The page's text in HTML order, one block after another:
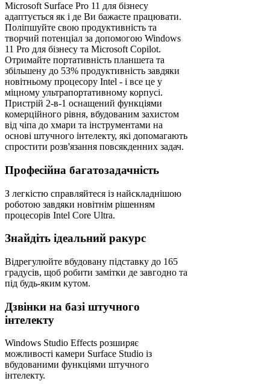
Microsoft Surface Pro 11 для бізнесу
адаптується як і де Ви бажаєте працювати.
Поліпшуйте свою продуктивність та
творчий потенціал за допомогою Windows
11 Pro для бізнесу та Microsoft Copilot.
Отримайте портативність планшета та
збільшену до 53% продуктивність завдяки
новітньому процесору Intel - і все це у
міцному ультрапортативному корпусі.
Пристрій 2-в-1 оснащений функціями
комерційного рівня, вбудованим захистом
від чіпа до хмари та інструментами на
основі штучного інтелекту, які допомагають
спростити розв'язання повсякденних задач.
Професійна багатозадачність
З легкістю справляйтеся із найскладнішою
роботою завдяки новітнім рішенням
процесорів Intel Core Ultra.
Знайдіть ідеальний ракурс
Відрегулюйте вбудовану підставку до 165
градусів, щоб робити замітки де завгодно та
під будь-яким кутом.
Дзвінки на базі штучного
інтелекту
Windows Studio Effects розширяє
можливості камери Surface Studio із
вбудованими функціями штучного
інтелекту.